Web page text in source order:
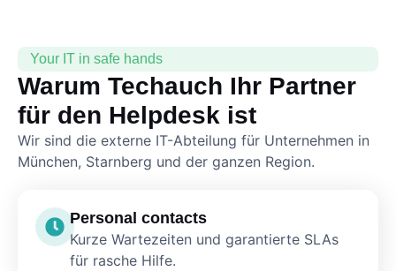
Your IT in safe hands
Warum Techauch Ihr Partner
für den Helpdesk ist
Wir sind die externe IT-Abteilung für Unternehmen in
München, Starnberg und der ganzen Region.
Personal contacts
Kurze Wartezeiten und garantierte SLAs
für rasche Hilfe.